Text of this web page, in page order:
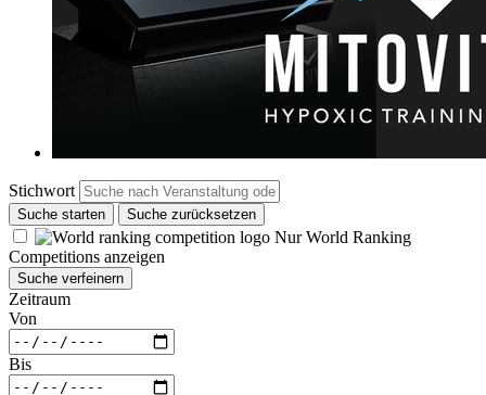
Stichwort
Suche starten Suche zurücksetzen
Nur World Ranking
Competitions anzeigen
Suche verfeinern
Zeitraum
Von
Bis